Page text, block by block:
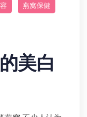
燕窝保健
美白